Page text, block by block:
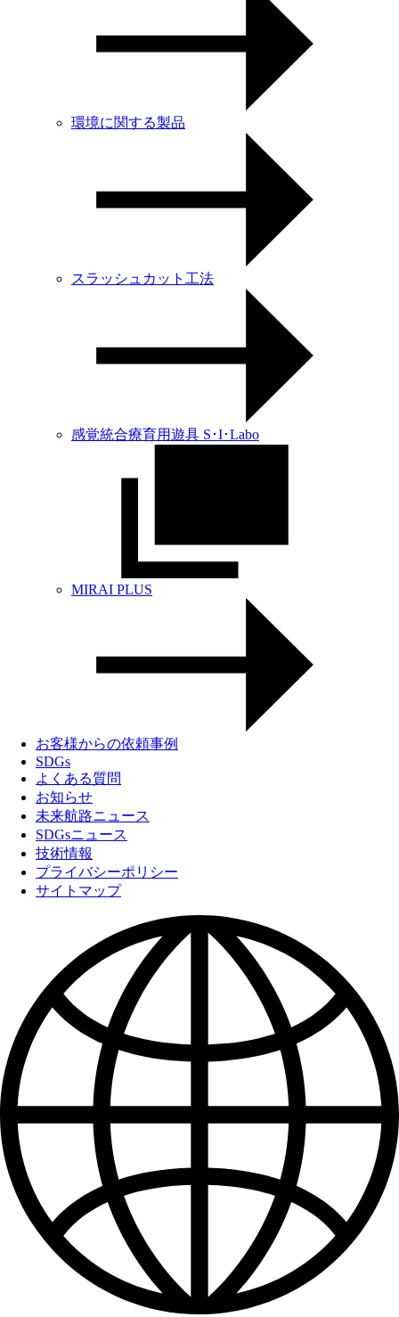
環境に関する製品
スラッシュカット工法
感覚統合療育用遊具 S･I･Labo
MIRAI PLUS
お客様からの依頼事例
SDGs
よくある質問
お知らせ
未来航路ニュース
SDGsニュース
技術情報
プライバシーポリシー
サイトマップ